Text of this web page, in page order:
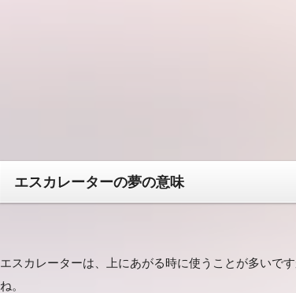
エスカレーターの夢の意味
エスカレーターは、上にあがる時に使うことが多いで
ね。